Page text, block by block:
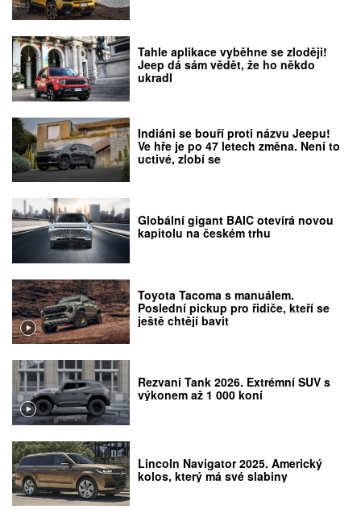
Tahle aplikace vyběhne se zloději!
Jeep dá sám vědět, že ho někdo
ukradl
Indiáni se bouří proti názvu Jeepu!
Ve hře je po 47 letech změna. Není to
uctivé, zlobí se
Globální gigant BAIC otevírá novou
kapitolu na českém trhu
Toyota Tacoma s manuálem.
Poslední pickup pro řidiče, kteří se
ještě chtějí bavit
Rezvani Tank 2026. Extrémní SUV s
výkonem až 1 000 koní
Lincoln Navigator 2025. Americký
kolos, který má své slabiny